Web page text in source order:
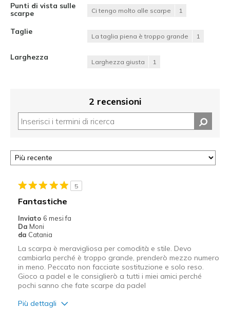
Punti di vista sulle
scarpe
Ci tengo molto alle scarpe 1
Taglie
La taglia piena è troppo grande 1
Larghezza
Larghezza giusta 1
2 recensioni
5
Fantastiche
Inviato 6 mesi fa
Da Moni
da Catania
La scarpa è meravigliosa per comodità e stile. Devo
cambiarla perché è troppo grande, prenderò mezzo numero
in meno. Peccato non facciate sostituzione e solo reso.
Gioco a padel e le consiglierò a tutti i miei amici perché
pochi sanno che fate scarpe da padel
Più dettagli